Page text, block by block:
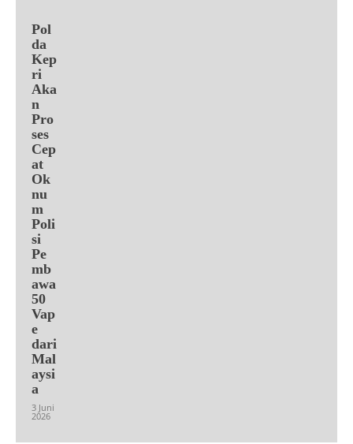
Pol
da
Kep
ri
Aka
n
Pro
ses
Cep
at
Ok
nu
m
Poli
si
Pe
mb
awa
50
Vap
e
dari
Mal
aysi
a
3 Juni
2026